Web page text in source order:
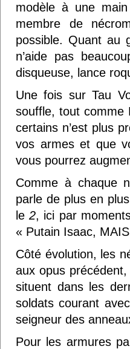
modèle à une
membre de
possible. Quant au
n’aide pas
disqueuse, lance
Une fois sur Tau
souffle, tout comme
certains n’est plus
vos armes et que
vous pourrez
Comme à chaque
parle de plus en
le2, ici par
« Putain Isaac,
Côté évolution, les
aux opus
situent dans les
soldats courant
seigneur des
Pour les armures